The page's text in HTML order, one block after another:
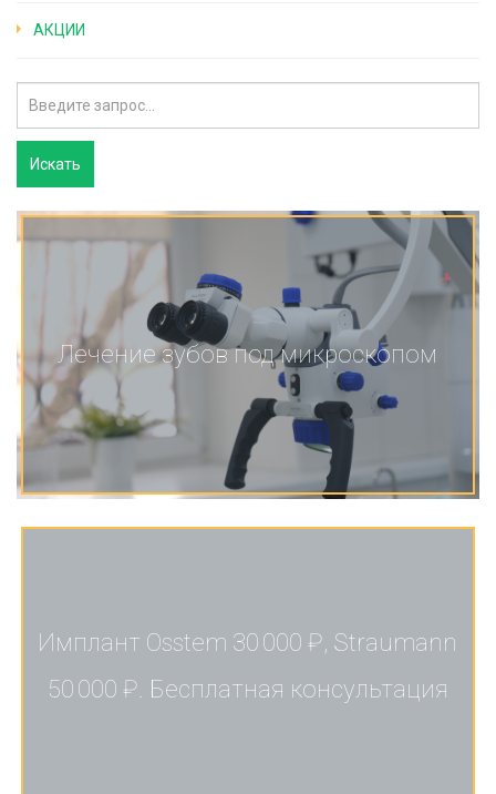
АКЦИИ
Лечение зубов под микроскопом
Имплант Osstem 30 000 ₽, Straumann
50 000 ₽. Бесплатная консультация